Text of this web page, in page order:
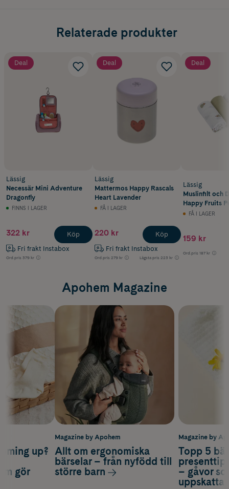
Relaterade produkter
Deal
Lässig
Necessär Mini Adventure
Dragonfly
FINNS I LAGER
322 kr
Fri frakt Instabox
Ord.pris 379 kr
Köp
Deal
Lässig
Mattermos Happy Rascals
Heart Lavender
FÅ I LAGER
220 kr
Fri frakt Instabox
Ord.pris 279 kr Lägsta pris 223 kr
Köp
Deal
Lässig
Muslinfilt och
Happy Fruits
FÅ I LAGER
159 kr
Ord.pris 187 kr
Apohem Magazine
Magazine by
Topp 5
– gåvor
up?
gör
Magazine by Apohem
Allt om ergonomiska
bärselar – från nyfödd till
större barn